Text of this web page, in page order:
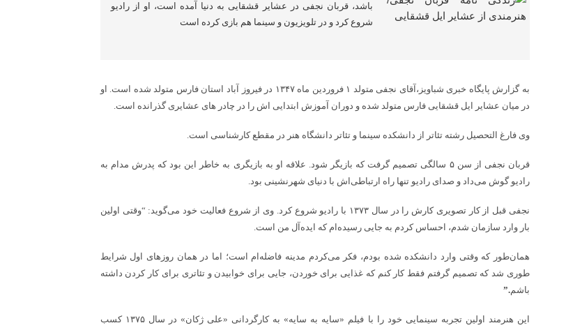
باشد، قربان نجفی در عشایر قشقایی به دنیا آمده است، او از رادیو
شروع کرد و در تلویزیون و سینما هم بازی کرده است
به گزارش پایگاه خبری شباویز،آقای نجفی متولد ۱ فروردین ماه ۱۳۴۷ در فیروز آباد استان فارس متولد شده است. او
در میان عشایر ایل قشقایی فارس متولد شده و دوران آموزش ابتدایی اش را در چادر های عشایری گذرانده است.
وی فارغ التحصیل رشته تئاتر از دانشکده سینما و تئاتر دانشگاه هنر در مقطع کارشناسی است.
قربان نجفی از سن ۵ سالگی تصمیم گرفت که بازیگر شود. علاقه او به بازیگری به خاطر این بود که پدرش مدام به
رادیو گوش می‌داد و صدای رادیو تنها راه ارتباطی‌اش با دنیای شهرنشینی بود.
نجفی قبل از کار تصویری کارش را در سال ۱۳۷۳ با رادیو شروع کرد. وی از شروع فعالیت خود می‌گوید: “وقتی اولین
بار وارد سازمان شدم، احساس کردم به جایی رسیده‌ام که ایده‌آل من است.
همان‌طور که وقتی وارد دانشکده شده بودم، فکر می‌کردم مدینه فاضله‌ام است؛ اما در همان روز‌های اول شرایط
طوری شد که تصمیم گرفتم فقط کار کنم که غذایی برای خوردن، جایی برای خوابیدن و تئاتری برای کار کردن داشته
باشم.”
این هنرمند اولین تجربه سینمایی خود را با فیلم «سایه به سایه» به کارگردانی «علی ژکان» در سال ۱۳۷۵ کسب